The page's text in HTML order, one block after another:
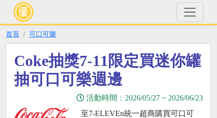
首頁 可口可樂
Coke抽獎7-11限定買迷你罐
抽可口可樂週邊
活動時間： 2026/05/27 ~ 2026/06/23
至7-ELEVEn統一超商購買可口可